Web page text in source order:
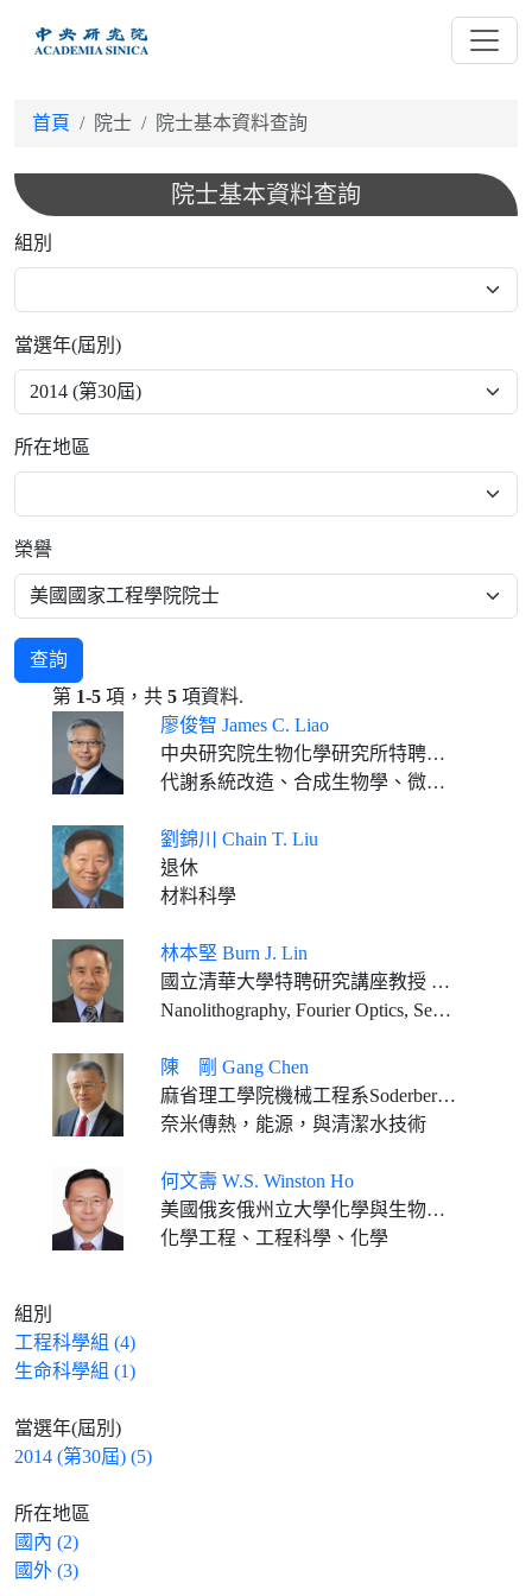
首頁 院士 院士基本資料查詢
院士基本資料查詢
組別
當選年(屆別)
所在地區
榮譽
查詢
第 1-5 項，共 5 項資料.
廖俊智 James C. Liao
中央研究院生物化學研究所特聘研究員
代謝系統改造、合成生物學、微生物合成燃料、生物工程
劉錦川 Chain T. Liu
退休
材料科學
林本堅 Burn J. Lin
國立清華大學特聘研究講座教授 清大-台積電聯合研發中心主任 國立清華大學半導體研究學院院長
Nanolithography, Fourier Optics, Semiconductor Manufacturing Technology
陳 剛 Gang Chen
麻省理工學院機械工程系Soderberg教授
奈米傳熱，能源，與清潔水技術
何文壽 W.S. Winston Ho
美國俄亥俄州立大學化學與生物分子工程系/材料科學與工程系大學學者講座教授
化學工程、工程科學、化學
組別
工程科學組 (4)
生命科學組 (1)
當選年(屆別)
2014 (第30屆) (5)
所在地區
國內 (2)
國外 (3)